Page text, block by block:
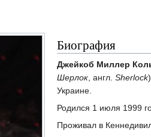
Биография
Джейкоб Миллер
Шерлок, англ. Sherlock
Украине.
Родился 1 июля 1999
Проживал в